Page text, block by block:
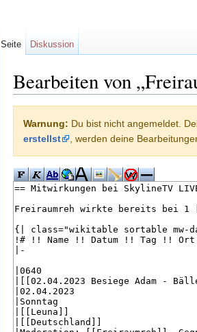
Bearbeiten von
Warnung: Du bist nicht angemeldet.
erstellst
, werden deine
Seite Diskussion